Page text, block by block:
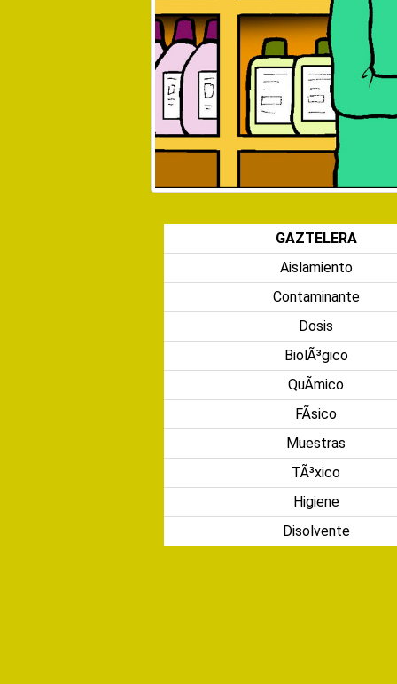
GAZTELERA
Aislamiento
Contaminante
Dosis
BiolÃ³gico
QuÃ­mico
FÃ­sico
Muestras
TÃ³xico
Higiene
Disolvente